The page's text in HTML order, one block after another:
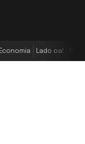
Economia Lado oa!